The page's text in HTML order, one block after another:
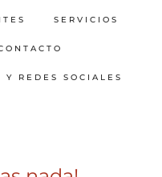
SERVICIOS
REDES SOCIALES